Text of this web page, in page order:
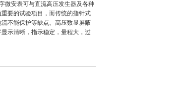
微安表可与直流高压发生器及各种
要的试验项目，而传统的指针式
不能保护等缺点。高压数显屏蔽
示清晰，指示稳定，量程大，过